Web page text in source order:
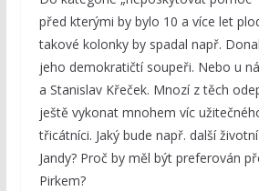
před kterými by bylo 10 a více let
takové kolonky by spadal např.
jeho demokratičtí soupeři. Nebo u
a Stanislav Křeček. Mnozí z těch
ještě vykonat mnohem víc
třicátníci. Jaký bude např. další
Jandy? Proč by měl být preferován
Pirkem?